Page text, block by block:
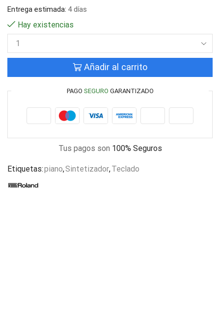
Entrega estimada: 4 días
Hay existencias
Añadir al carrito
PAGO SEGURO GARANTIZADO
Tus pagos son 100% Seguros
Etiquetas:piano,Sintetizador,Teclado